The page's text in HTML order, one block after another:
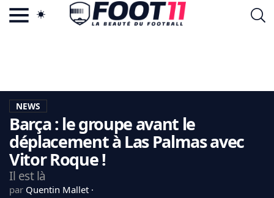
LA CHARTE
VIE PRIVÉE
CGU
CONTACTEZ-NOUS
NEWS
Barça : le groupe avant le
déplacement à Las Palmas avec
Vitor Roque !
Il est là
par Quentin Mallet